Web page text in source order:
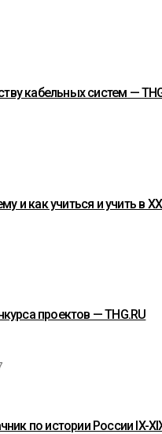
кабельных систем —
как учиться и учить в
проектов — THG.RU
по истории России IX-